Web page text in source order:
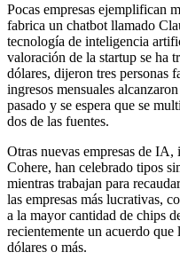
Pocas empresas ejemplifican
fabrica un chatbot llamado
tecnología de inteligencia
valoración de la startup se ha
dólares, dijeron tres personas
ingresos mensuales
pasado y se espera que se
dos de las fuentes.
Otras nuevas empresas de
Cohere, han celebrado tipos
mientras trabajan para
las empresas más lucrativas,
a la mayor cantidad de chips
recientemente un acuerdo
dólares o más.